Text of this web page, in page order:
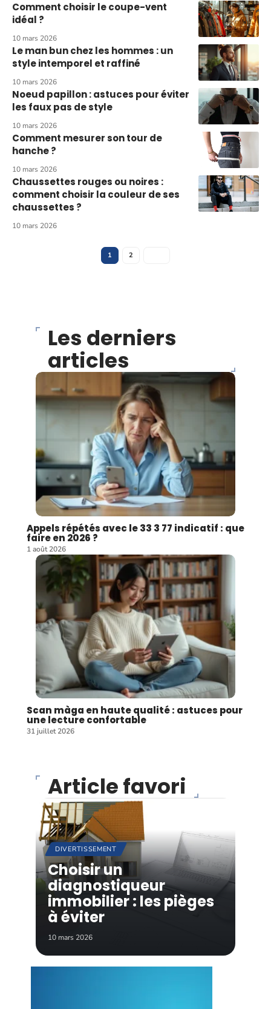
Comment choisir le coupe-vent
idéal ?
10 mars 2026
Le man bun chez les hommes : un
style intemporel et raffiné
10 mars 2026
Noeud papillon : astuces pour éviter
les faux pas de style
10 mars 2026
Comment mesurer son tour de
hanche ?
10 mars 2026
Chaussettes rouges ou noires :
comment choisir la couleur de ses
chaussettes ?
10 mars 2026
1 2
Les derniers
articles
Appels répétés avec le 33 3 77 indicatif : que
faire en 2026 ?
1 août 2026
Scan màga en haute qualité : astuces pour
une lecture confortable
31 juillet 2026
Article favori
DIVERTISSEMENT
Choisir un
diagnostiqueur
immobilier : les pièges
à éviter
10 mars 2026